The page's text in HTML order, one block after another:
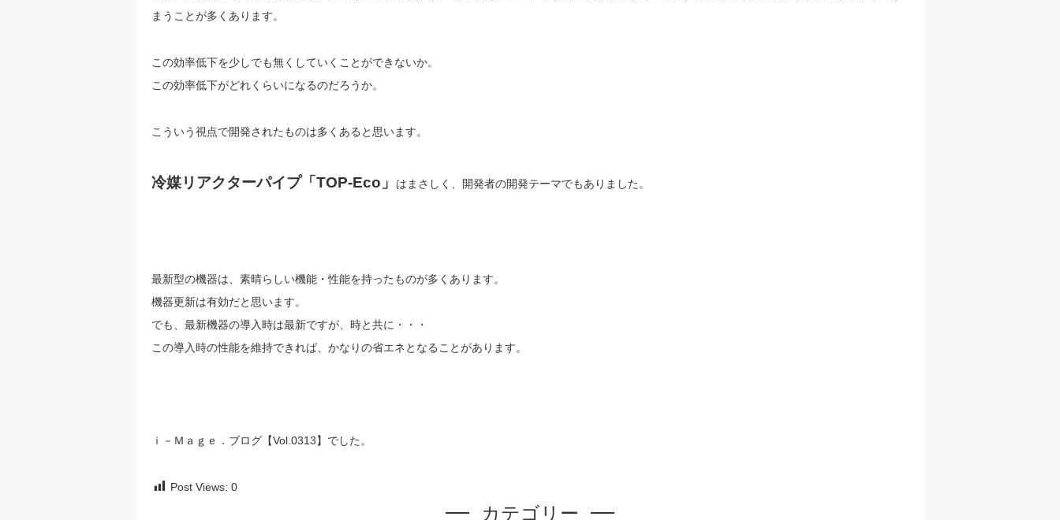
まうことが多くあります。
この効率低下を少しでも無くしていくことができないか。
この効率低下がどれくらいになるのだろうか。
こういう視点で開発されたものは多くあると思います。
冷媒リアクターパイプ「TOP-Eco」 はまさしく、開発者の開発テーマでもありました。
最新型の機器は、素晴らしい機能・性能を持ったものが多くあります。
機器更新は有効だと思います。
でも、最新機器の導入時は最新ですが、時と共に・・・
この導入時の性能を維持できれば、かなりの省エネとなることがあります。
ｉ－Ｍａｇｅ．ブログ【Vol.0313】でした。
Post Views: 0
カテゴリー